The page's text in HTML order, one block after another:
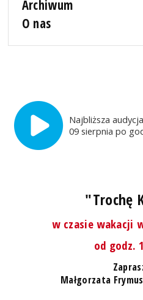
Archiwum
O nas
Najbliższa
09 sierpnia po
"Trochę
w czasie wakacji
od godz.
Małgorzata